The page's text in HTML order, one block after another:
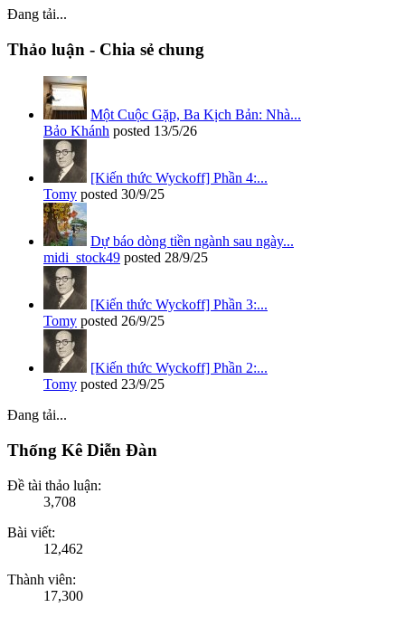
Đang tải...
Thảo luận - Chia sẻ chung
Một Cuộc Gặp, Ba Kịch Bản: Nhà...
Bảo Khánh posted 13/5/26
[Kiến thức Wyckoff] Phần 4:...
Tomy posted 30/9/25
Dự báo dòng tiền ngành sau ngày...
midi_stock49 posted 28/9/25
[Kiến thức Wyckoff] Phần 3:...
Tomy posted 26/9/25
[Kiến thức Wyckoff] Phần 2:...
Tomy posted 23/9/25
Đang tải...
Thống Kê Diễn Đàn
Đề tài thảo luận:
3,708
Bài viết:
12,462
Thành viên:
17,300